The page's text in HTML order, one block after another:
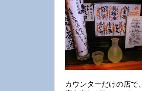
カウンターだけの店で